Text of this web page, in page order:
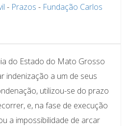
- Prazos - Fundação Carlos
do Estado do Mato Grosso
indenização a um de seus
utilizou-se do prazo
e, na fase de execução
a impossibilidade de arcar